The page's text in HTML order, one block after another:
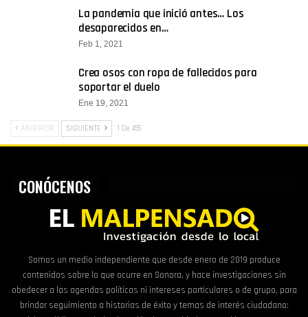
La pandemia que inició antes… Los
desaparecidos en…
Feb 1, 2021
Crea osos con ropa de fallecidos para
soportar el duelo
Ene 19, 2021
ANTERIOR SIGUIENTE 1 De 455
CONÓCENOS
Somos un medio independiente que desde enero de 2019 produce
contenidos sobre lo que ocurre en Sonora, y hace investigaciones sin
obedecer a las agendas políticas ni intereses particulares o de grupo, para
brindar seguimiento a historias de éxito y temas de interés ciudadano: